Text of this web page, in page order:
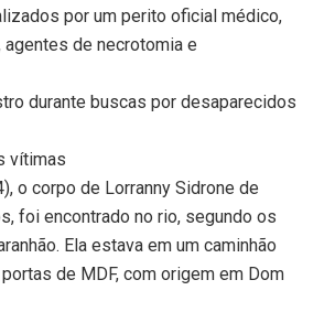
por um perito oficial médico,
de necrotomia e
durante buscas por desaparecidos
vítimas
o corpo de Lorranny Sidrone de
foi encontrado no rio, segundo os
Ela estava em um caminhão
de MDF, com origem em Dom